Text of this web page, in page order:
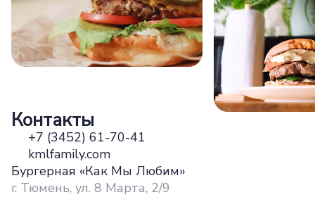
Контакты
+7 (3452) 61-70-41
kmlfamily.com
Бургерная «Как Мы Любим»
г. Тюмень, ул. 8 Марта, 2/9